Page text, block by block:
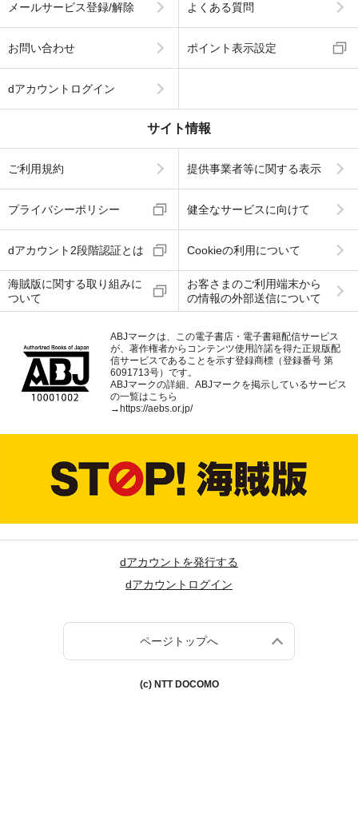
メールサービス登録/解除 よくある質問
お問い合わせ ポイント表示設定
dアカウントログイン
サイト情報
ご利用規約 提供事業者等に関する表示
プライバシーポリシー 健全なサービスに向けて
dアカウント2段階認証とは Cookieの利用について
海賊版に関する取り組みに
ついて
お客さまのご利用端末から
の情報の外部送信について
ABJマークは、この電子書店・電子書籍配信サービス
が、著作権者からコンテンツ使用許諾を得た正規版配
信サービスであることを示す登録商標（登録番号 第
6091713号）です。
ABJマークの詳細、ABJマークを掲示しているサービス
の一覧はこちら
→ https://aebs.or.jp/
dアカウントを発行する
dアカウントログイン
ページトップへ
(c) NTT DOCOMO